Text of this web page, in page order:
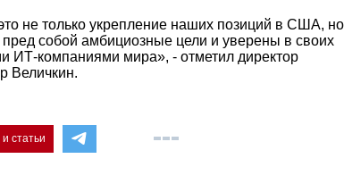
не только укрепление наших позиций в США,
собой амбициозные цели и уверены в своих
ИТ-компаниями мира», - отметил директор
Величкин.
статьи